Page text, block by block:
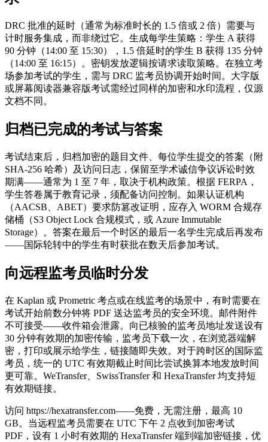
DRC 批准的延时（通常为标准时长的 1.5 倍或 2 倍）需要与
计时服务集成，而非绕过它。生成每学生策略：学生 A 获得
90 分钟（14:00 至 15:30），1.5 倍延时的学生 B 获得 135 分钟
（14:00 至 16:15）。密钥发放逻辑按请求读取策略。在独立考
场参加考试的学生，需与 DRC 监考员协调开始时间。大字版
或屏幕阅读器兼容版考试需经过同样的加密和水印流程，仅源
文档不同。
归档已完成的考试与答案
考试结束后，归档加密的题目文件、每位学生提交的答案（附
SHA-256 哈希）及访问日志，保留至学术诚信争议诉讼时效
期满——通常为 1 至 7 年，取决于机构政策。根据 FERPA，
学生答卷属于教育记录，须配备访问控制。如果认证机构
（AACSB、ABET）要求防篡改证明，应存入 WORM 合规存
储桶（S3 Object Lock 合规模式，或 Azure Immutable
Storage）。答案在最后一个时区的最后一名学生完成后再发布
——国际轮转中的学生有时获批在数天后参加考试。
向远程监考员临时分发
在 Kaplan 或 Prometric 考点或在线监考的场景中，有时需要在
考试开始前数分钟将 PDF 送达监考员的安全环境。邮件附件
不可接受——收件箱会泄露。向已核验的监考员地址发送设有
30 分钟有效期的加密传输，监考员下载一次，在浏览器端解
密，打印或展示给学生，链接随即失效。对于跨时区的国际监
考员，统一的 UTC 有效期截止时间比尝试换算本地发放时间
更可靠。WeTransfer、SwissTransfer 和 HexaTransfer 均支持短
有效期链接。
访问 https://hexatransfer.com——免费，无需注册，最高 10
GB。当远程监考员需要在 UTC 下午 2 点收到加密考试
PDF，设有 1 小时有效期的 HexaTransfer 端到端加密链接，优